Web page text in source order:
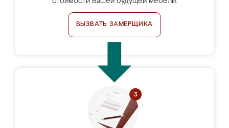
ВЫЗВАТЬ ЗАМЕРЩИКА